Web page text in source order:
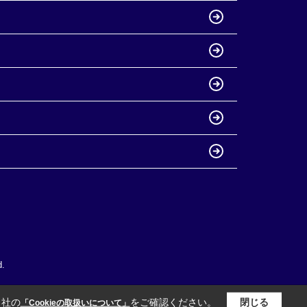
の「Cookieの取扱いについて」 をご確認ください。 閉じる